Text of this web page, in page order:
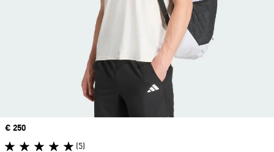
Precio
€ 250
(5)